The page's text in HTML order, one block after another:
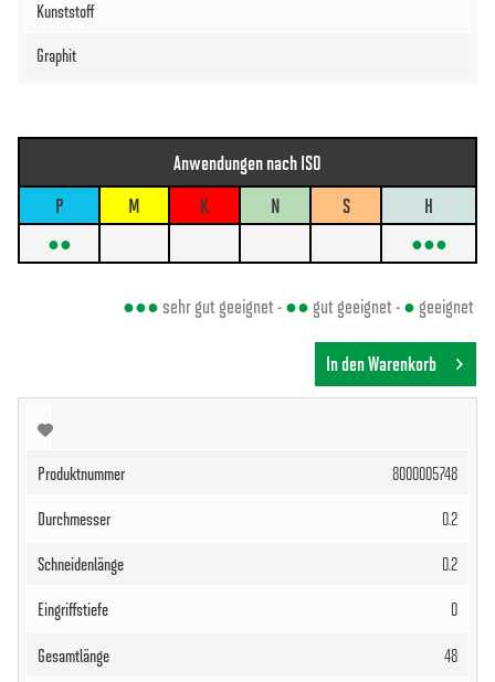
Anwendungen nach ISO
P
M K N S
H
●●
●●●
●●●sehr gut geeignet -●● gut geeignet -● geeignet
In den Warenkorb
8000005748
0.2
0.2
0
48